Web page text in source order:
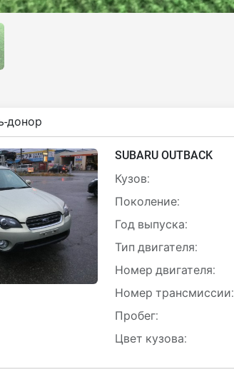
донор
SUBARU OUTBACK
Кузов:
Поколение:
Год выпуска:
Тип двигателя:
Номер двигателя:
Номер трансмиссии:
Пробег:
Цвет кузова: